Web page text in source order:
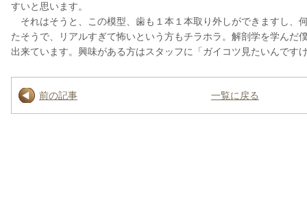
すいと思います。
それはそうと、この模型、歯も１本１本取り外しができますし、
たそうで、リアルすぎて怖いという方もチラホラ。解剖学を学んだ
出来ています。興味がある方はスタッフに「ガイコツ見たいんです
前の記事 一覧に戻る